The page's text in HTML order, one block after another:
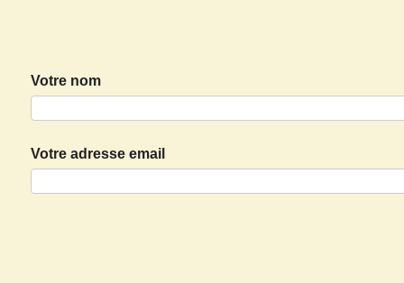
Votre nom
Votre adresse email